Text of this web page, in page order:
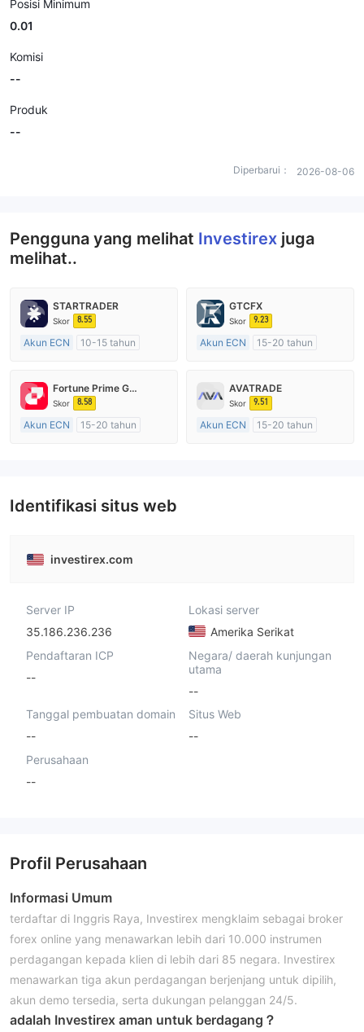
Posisi Minimum
0.01
Komisi
--
Produk
--
Diperbarui： 2026-08-06
Pengguna yang melihat Investirex juga
melihat..
STARTRADER
Skor 8.55
Akun ECN
10-15 tahun
Market Maker (MM)
Lisensi Penuh MT4
GTCFX
Skor 9.23
Akun ECN
15-20 tahun
Lisensi Penuh MT4
Fortune Prime Global
Skor 8.58
Akun ECN
15-20 tahun
AVATRADE
Skor 9.51
Akun ECN
15-20 tahun
Identifikasi situs web
investirex.com
Server IP
35.186.236.236
Lokasi server
Amerika Serikat
Pendaftaran ICP
--
Negara/ daerah kunjungan
utama
--
Tanggal pembuatan domain
--
Situs Web
--
Perusahaan
--
Profil Perusahaan
Informasi Umum
terdaftar di Inggris Raya, Investirex mengklaim sebagai broker
forex online yang menawarkan lebih dari 10.000 instrumen
perdagangan kepada klien di lebih dari 85 negara. Investirex
menawarkan tiga akun perdagangan berjenjang untuk dipilih,
akun demo tersedia, serta dukungan pelanggan 24/5.
adalah Investirex aman untuk berdagang？